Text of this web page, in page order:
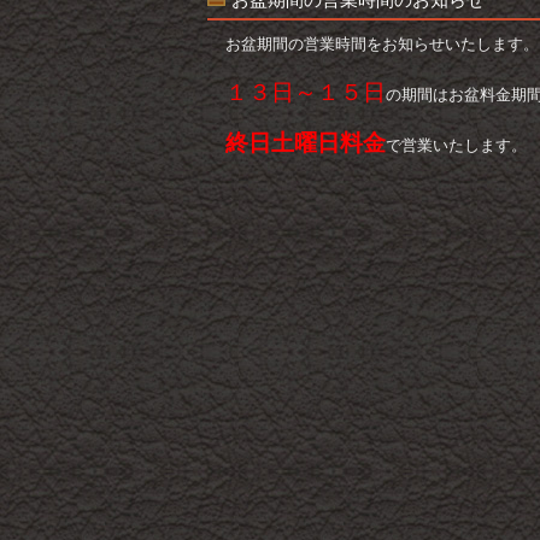
お盆期間の営業時間をお知らせいたします。
１３日～１５日 の期間はお盆料金期
終日土曜日料金で営業いたします。